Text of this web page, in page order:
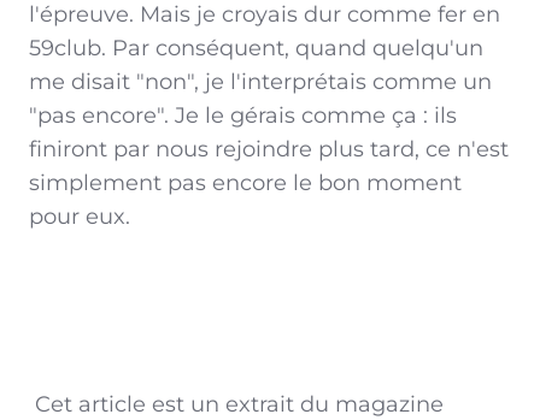
l'épreuve. Mais je croyais dur comme fer en
59club. Par conséquent, quand quelqu'un
me disait "non", je l'interprétais comme un
"pas encore". Je le gérais comme ça : ils
finiront par nous rejoindre plus tard, ce n'est
simplement pas encore le bon moment
pour eux.
Cet article est un extrait du magazine